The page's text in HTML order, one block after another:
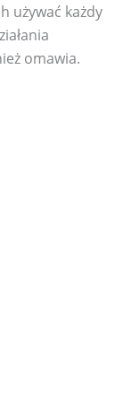
używać każdy
omawia.